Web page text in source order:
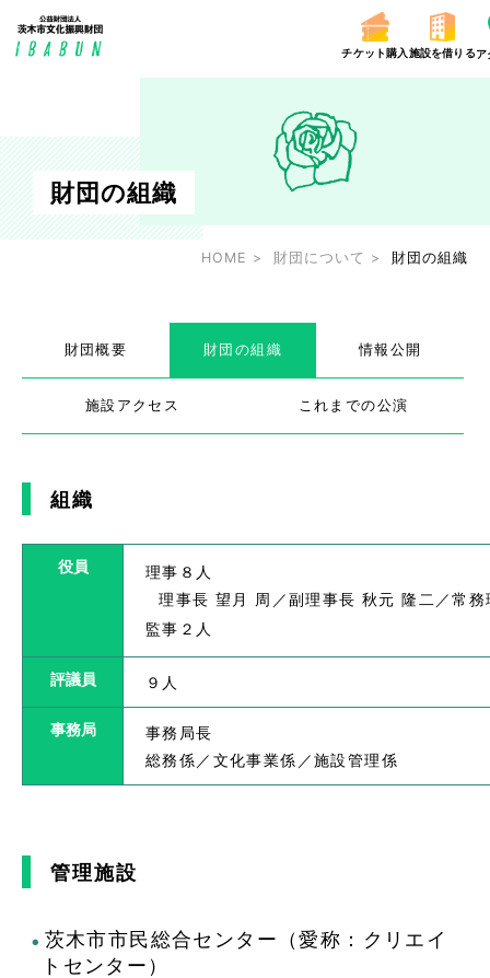
チケット購入 施設を借りるア
財団の組織
HOME 財団について 財団の組織
財団概要 財団の組織 情報公開
施設アクセス これまでの公演
組織
役員
理事８人
理事長 望月 周／副理事長 秋元 隆二／常
監事２人
評議員 ９人
事務局
事務局長
総務係／文化事業係／施設管理係
管理施設
茨木市市民総合センター（愛称：クリエイ
トセンター）